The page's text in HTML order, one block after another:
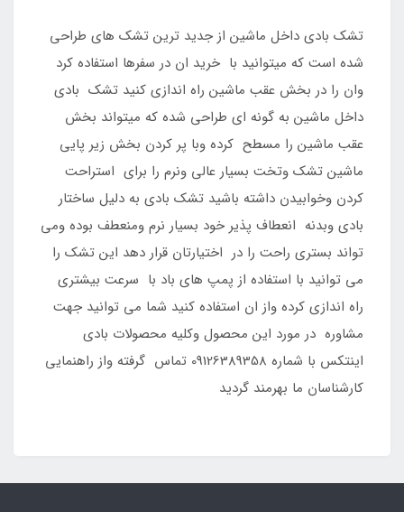
تشک بادی داخل ماشین از جدید ترین تشک های طراحی
شده است که میتوانید با خرید ان در سفرها استفاده کرد
وان را در بخش عقب ماشین راه اندازی کنید تشک بادی
داخل ماشین به گونه ای طراحی شده که میتواند بخش
عقب ماشین را مسطح کرده وبا پر کردن بخش زیر پایی
ماشین تشک وتخت بسیار عالی ونرم را برای استراحت
کردن وخوابیدن داشته باشید تشک بادی به دلیل ساختار
بادی وبدنه انعطاف پذیر خود بسیار نرم ومنعطف بوده ومی
تواند بستری راحت را در اختیارتان قرار دهد این تشک را
می توانید با استفاده از پمپ های باد با سرعت بیشتری
راه اندازی کرده واز ان استفاده کنید شما می توانید جهت
مشاوره در مورد این محصول وکلیه محصولات بادی
اینتکس با شماره 09126389358 تماس گرفته واز راهنمایی
کارشناسان ما بهرمند گردید